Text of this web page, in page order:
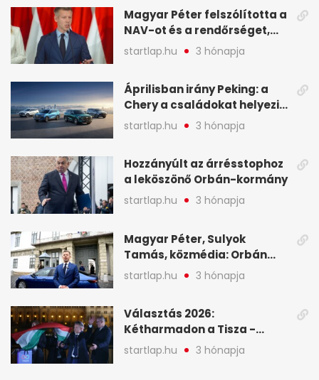
Magyar Péter felszólította a
NAV-ot és a rendőrséget,
tartóztassák le a NER-es
oligarchákat - A hét
startlap.hu 3 hónapja
Áprilisban irány Peking: a
Chery a családokat helyezi
globális mobilitási
programja középpontjába
startlap.hu 3 hónapja
Hozzányúlt az árrésstophoz
a leköszönő Orbán-kormány
startlap.hu 3 hónapja
Magyar Péter, Sulyok
Tamás, közmédia: Orbán
Viktor április 13. óta hallgat,
közben pörögnek az
startlap.hu 3 hónapja
Választás 2026:
Kétharmadon a Tisza -
mutatjuk, hogyan alakulnak
a mandátumok
startlap.hu 3 hónapja